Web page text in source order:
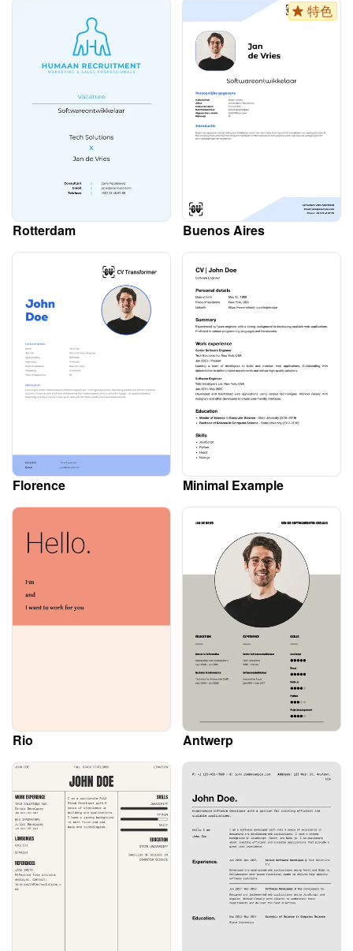
Rotterdam
特色
Buenos Aires
Florence Minimal Example
Rio Antwerp